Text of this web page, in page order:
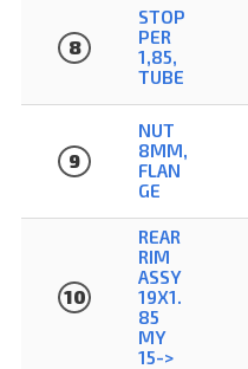
8
STOP
PER
1,85,
TUBE
9
NUT
8MM,
FLAN
GE
10
REAR
RIM
ASSY
19X1.
85
MY
15->